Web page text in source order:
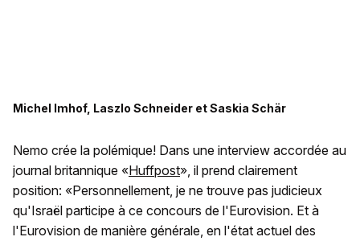
Michel Imhof, Laszlo Schneider et Saskia Schär
Nemo crée la polémique! Dans une interview accordée au
journal britannique «Huffpost», il prend clairement
position: «Personnellement, je ne trouve pas judicieux
qu'Israël participe à ce concours de l'Eurovision. Et à
l'Eurovision de manière générale, en l'état actuel des